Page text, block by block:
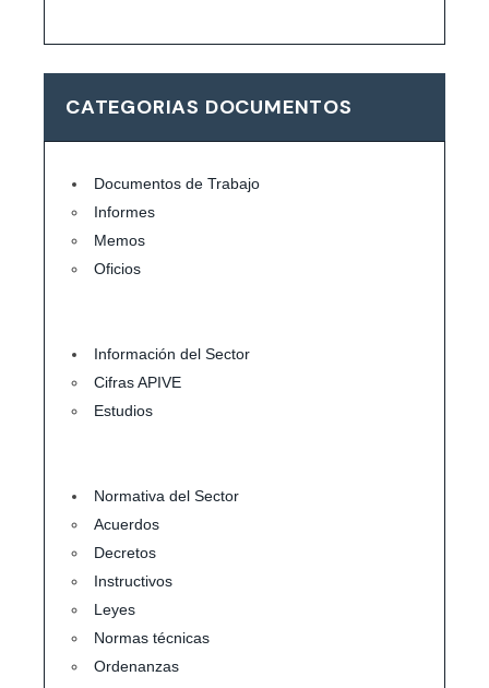
CATEGORIAS DOCUMENTOS
Documentos de Trabajo
Informes
Memos
Oficios
Información del Sector
Cifras APIVE
Estudios
Normativa del Sector
Acuerdos
Decretos
Instructivos
Leyes
Normas técnicas
Ordenanzas